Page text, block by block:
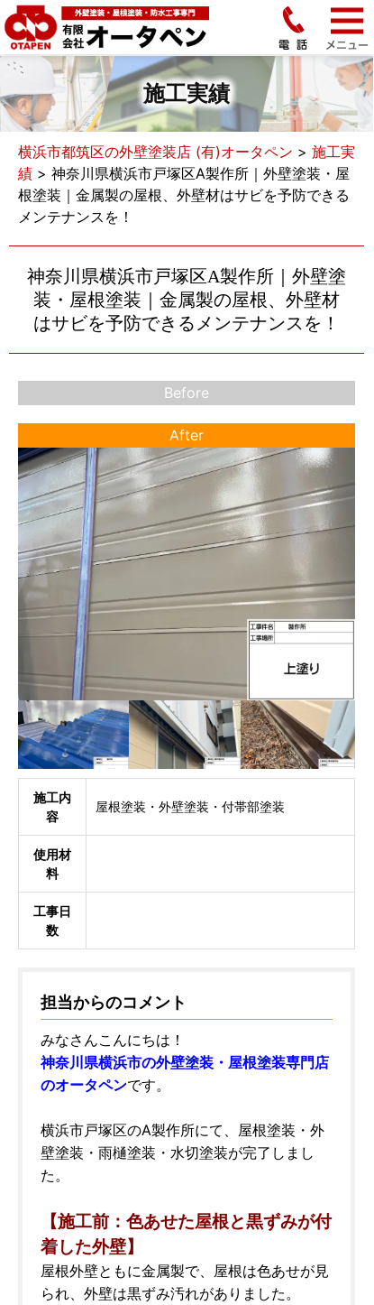
施工実績
横浜市都筑区の外壁塗装店 (有)オータペン > 施工実
績 > 神奈川県横浜市戸塚区A製作所｜外壁塗装・屋
根塗装｜金属製の屋根、外壁材はサビを予防できる
メンテナンスを！
神奈川県横浜市戸塚区A製作所｜外壁塗
装・屋根塗装｜金属製の屋根、外壁材
はサビを予防できるメンテナンスを！
Before
After
施工内
容
屋根塗装・外壁塗装・付帯部塗装
使用材
料
工事日
数
担当からのコメント
みなさんこんにちは！
神奈川県横浜市の外壁塗装・屋根塗装専門店
のオータペンです。
横浜市戸塚区のA製作所にて、屋根塗装・外
壁塗装・雨樋塗装・水切塗装が完了しまし
た。
【施工前：色あせた屋根と黒ずみが付
着した外壁】
屋根外壁ともに金属製で、屋根は色あせが見
られ、外壁は黒ずみ汚れがありました。